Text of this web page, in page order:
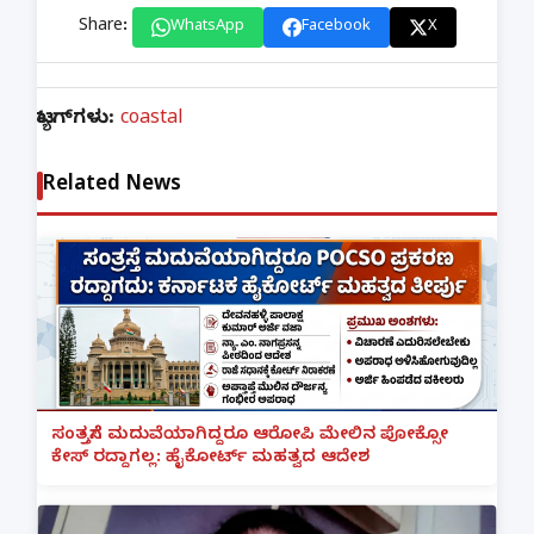
Share: WhatsApp Facebook X
ಟ್ಯಾಗ್‌ಗಳು: coastal
Related News
ಸಂತ್ರಸ್ತೆಗೆ ಮದುವೆಯಾಗಿದ್ದರೂ ಆರೋಪಿ ಮೇಲಿನ ಪೋಕ್ಸೋ
ಕೇಸ್ ರದ್ದಾಗಲ್ಲ: ಹೈಕೋರ್ಟ್ ಮಹತ್ವದ ಆದೇಶ